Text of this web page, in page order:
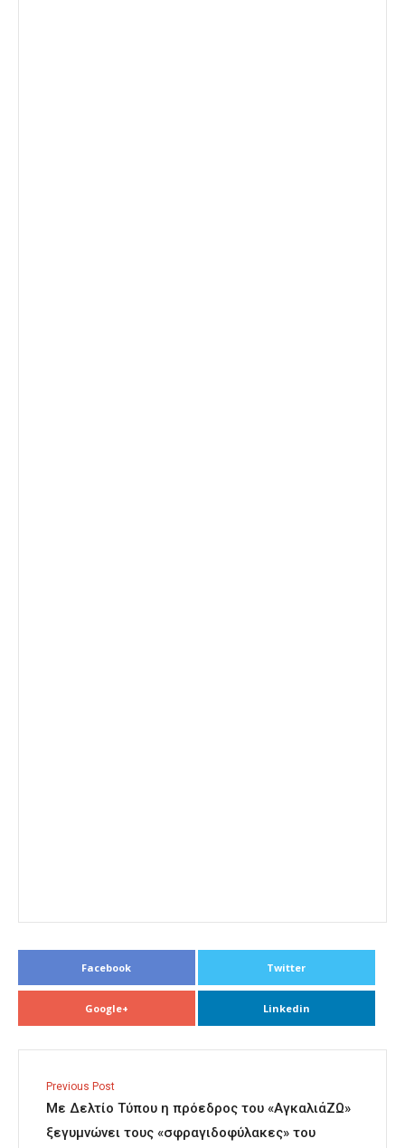
Facebook Twitter
Google+ Linkedin
Previous Post
Με Δελτίο Τύπου η πρόεδρος του «AγκαλιάΖΩ»
ξεγυμνώνει τους «σφραγιδοφύλακες» του